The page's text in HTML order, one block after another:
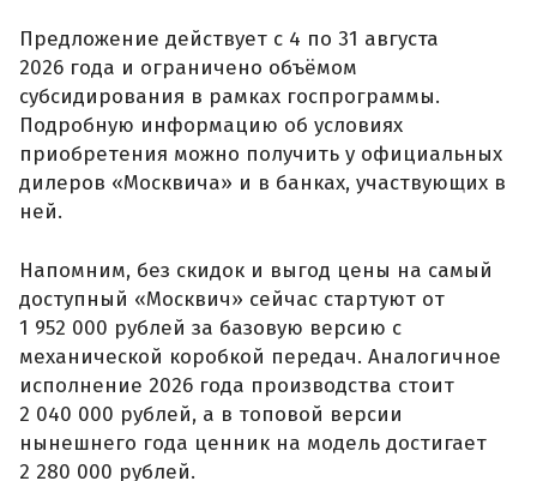
Предложение действует с 4 по 31 августа
2026 года и ограничено объёмом
субсидирования в рамках госпрограммы.
Подробную информацию об условиях
приобретения можно получить у официальных
дилеров «Москвича» и в банках, участвующих в
ней.
Напомним, без скидок и выгод цены на самый
доступный «Москвич» сейчас стартуют от
1 952 000 рублей за базовую версию с
механической коробкой передач. Аналогичное
исполнение 2026 года производства стоит
2 040 000 рублей, а в топовой версии
нынешнего года ценник на модель достигает
2 280 000 рублей.